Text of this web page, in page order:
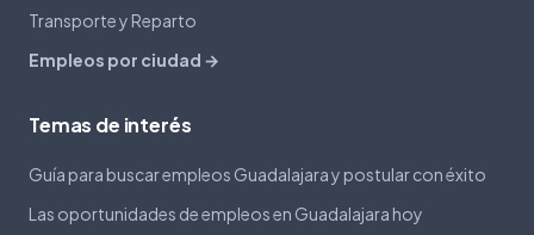
Transporte y Reparto
Empleos por ciudad →
Temas de interés
Guía para buscar empleos Guadalajara y postular con éxito
Las oportunidades de empleos en Guadalajara hoy